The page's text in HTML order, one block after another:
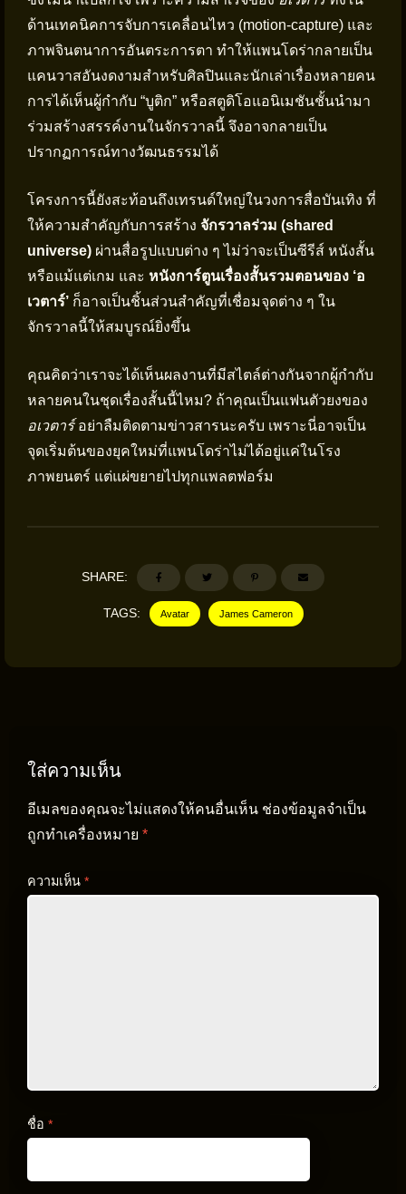
ด้านเทคนิคการจับการเคลื่อนไหว (motion-capture) และ
ภาพจินตนาการอันตระการตา ทำให้แพนโดร่ากลายเป็น
แคนวาสอันงดงามสำหรับศิลปินและนักเล่าเรื่องหลายคน
การได้เห็นผู้กำกับ “บูติก” หรือสตูดิโอแอนิเมชันชั้นนำมา
ร่วมสร้างสรรค์งานในจักรวาลนี้ จึงอาจกลายเป็น
ปรากฏการณ์ทางวัฒนธรรมได้
โครงการนี้ยังสะท้อนถึงเทรนด์ใหญ่ในวงการสื่อบันเทิง ที่
ให้ความสำคัญกับการสร้าง จักรวาลร่วม (shared
universe) ผ่านสื่อรูปแบบต่าง ๆ ไม่ว่าจะเป็นซีรีส์ หนังสั้น
หรือแม้แต่เกม และ หนังการ์ตูนเรื่องสั้นรวมตอนของ ‘อ
เวตาร์’ ก็อาจเป็นชิ้นส่วนสำคัญที่เชื่อมจุดต่าง ๆ ใน
จักรวาลนี้ให้สมบูรณ์ยิ่งขึ้น
คุณคิดว่าเราจะได้เห็นผลงานที่มีสไตล์ต่างกันจากผู้กำกับ
หลายคนในชุดเรื่องสั้นนี้ไหม? ถ้าคุณเป็นแฟนตัวยงของ
อเวตาร์อย่าลืมติดตามข่าวสารนะครับ เพราะนี่อาจเป็น
จุดเริ่มต้นของยุคใหม่ที่แพนโดร่าไม่ได้อยู่แค่ในโรง
ภาพยนตร์ แต่แผ่ขยายไปทุกแพลตฟอร์ม
SHARE:
TAGS: Avatar James Cameron
ใส่ความเห็น
อีเมลของคุณจะไม่แสดงให้คนอื่นเห็น ช่องข้อมูลจำเป็น
ถูกทำเครื่องหมาย *
ความเห็น *
ชื่อ *